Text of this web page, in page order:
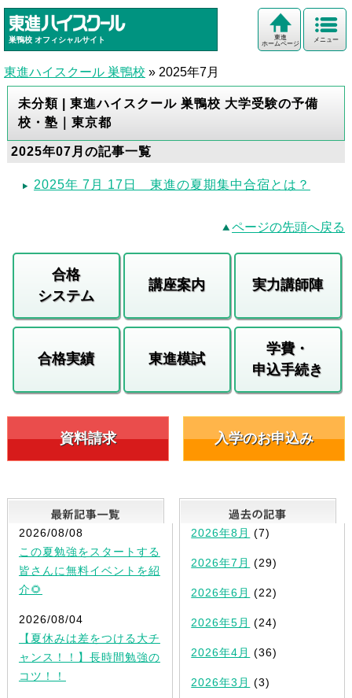
巣鴨校 オフィシャルサイト メニュー
東進
ホームページ
東進ハイスクール 巣鴨校 » 2025年7月
未分類 | 東進ハイスクール 巣鴨校 大学受験の予備
校・塾｜東京都
2025年07月の記事一覧
2025年 7月 17日 東進の夏期集中合宿とは？
ページの先頭へ戻る
合格
システム
講座案内 実力講師陣
合格実績 東進模試
学費・
申込手続き
資料請求 入学のお申込み
最新記事一覧
2026/08/08
この夏勉強をスタートする
皆さんに無料イベントを紹
介🌻
2026/08/04
【夏休みは差をつける大チ
ャンス！！】長時間勉強の
コツ！！
2026年8月 (7)
2026年7月 (29)
2026年6月 (22)
2026年5月 (24)
2026年4月 (36)
2026年3月 (3)